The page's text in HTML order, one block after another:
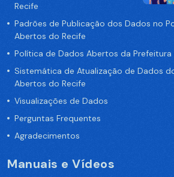
Recife
Padrões de Publicação dos Dados no
Abertos do Recife
Política de Dados Abertos da Prefeitura
Sistemática de Atualização de Dados
Abertos do Recife
Visualizações de Dados
Perguntas Frequentes
Agradecimentos
Manuais e Vídeos